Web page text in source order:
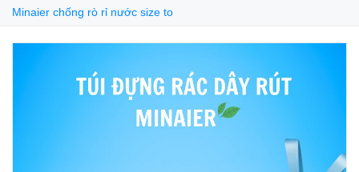
Minaier chống rò rỉ nước size to